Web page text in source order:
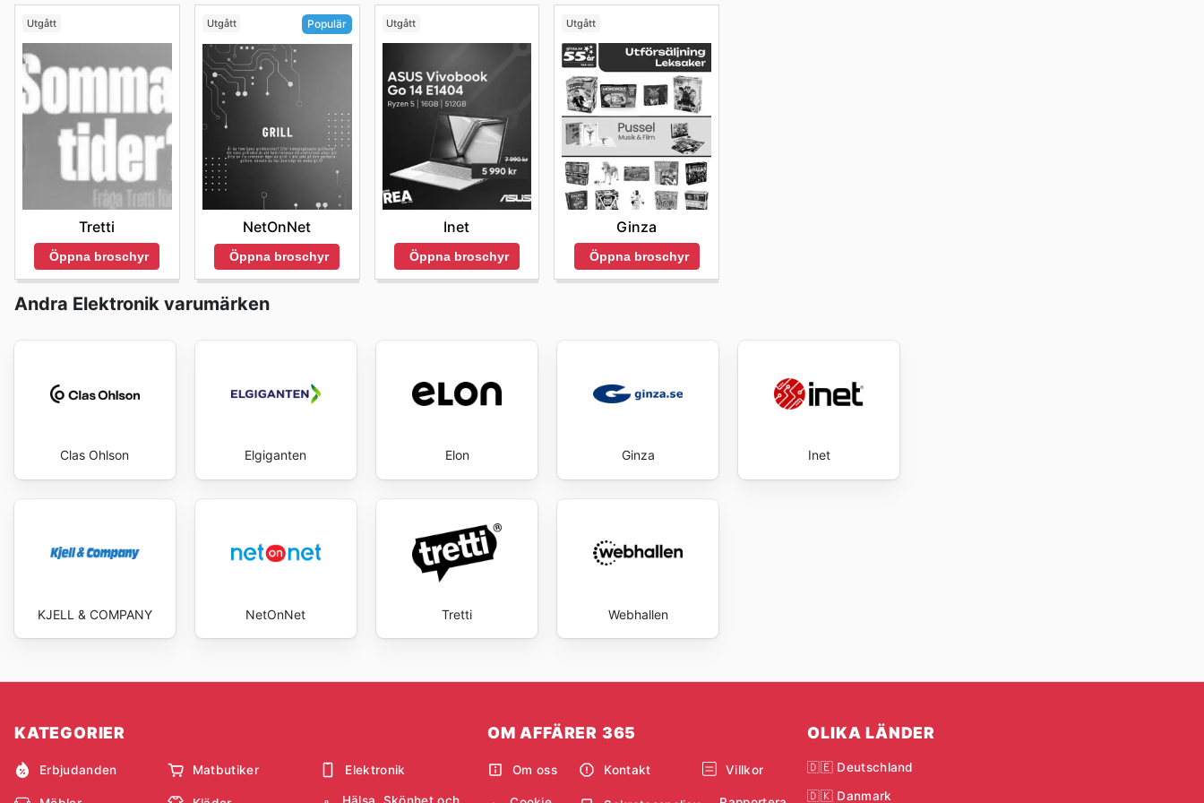
Utgått
Tretti
Öppna broschyr
Utgått Populär
NetOnNet
Öppna broschyr
Utgått
Inet
Öppna broschyr
Utgått
Ginza
Öppna broschyr
Andra Elektronik varumärken
Clas Ohlson Elgiganten Elon Ginza Inet
KJELL & COMPANY NetOnNet Tretti Webhallen
KATEGORIER
Erbjudanden Matbutiker Elektronik
OM AFFÄRER 365
Om oss Kontakt Villkor
OLIKA LÄNDER
🇩🇪 Deutschland
🇩🇰 Danmark